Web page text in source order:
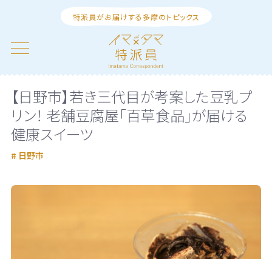
特派員がお届けする多摩のトピックス
【日野市】若き三代目が考案した豆乳プ
リン！ 老舗豆腐屋「百草食品」が届ける
健康スイーツ
日野市